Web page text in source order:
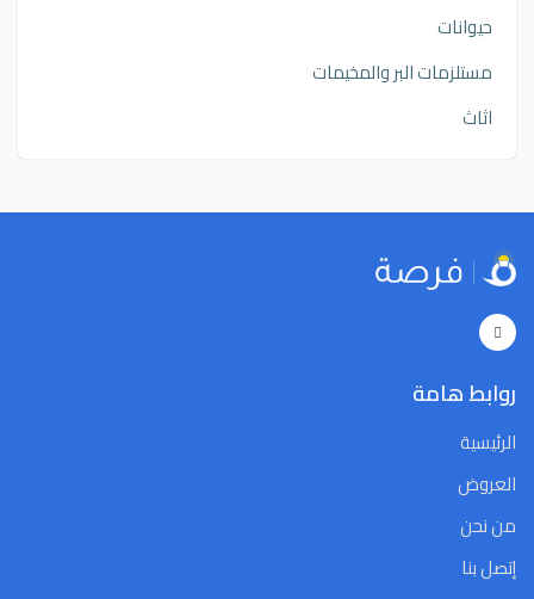
حيوانات
مستلزمات البر والمخيمات
اثاث
روابط هامة
الرئيسية
العروض
من نحن
إتصل بنا